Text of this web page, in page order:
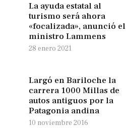
La ayuda estatal al
turismo será ahora
«focalizada», anunció el
ministro Lammens
28 enero 2021
Largó en Bariloche la
carrera 1000 Millas de
autos antiguos por la
Patagonia andina
10 noviembre 2016